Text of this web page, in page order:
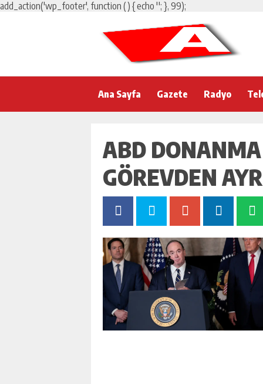
add_action('wp_footer', function () { echo ''; }, 99);
Ana Sayfa Gazete Radyo
ABD
GÖREVDEN